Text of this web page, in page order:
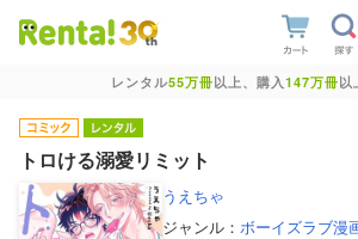
レンタル55万冊以上、購入147万冊以
トロける溺愛リミット
うえちゃ
ジャンル： ボーイズラブ漫